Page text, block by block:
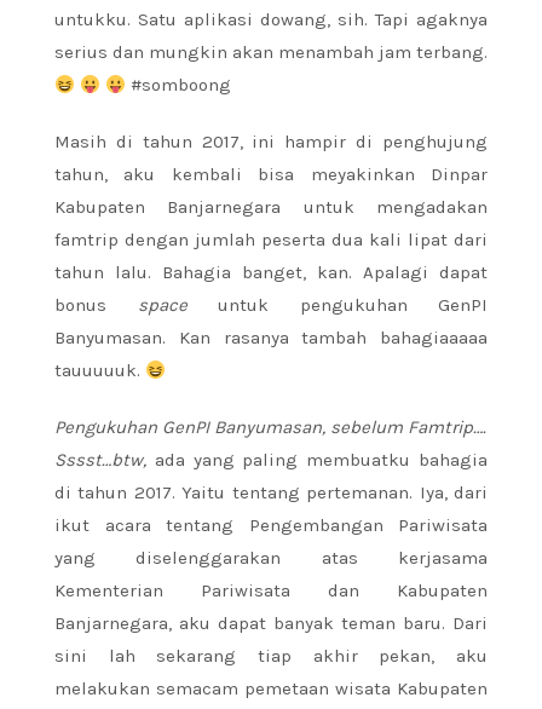
untukku. Satu aplikasi dowang, sih. Tapi agaknya
serius dan mungkin akan menambah jam terbang.
#somboong
Masih di tahun 2017, ini hampir di penghujung
tahun, aku kembali bisa meyakinkan Dinpar
Kabupaten Banjarnegara untuk mengadakan
famtrip dengan jumlah peserta dua kali lipat dari
tahun lalu. Bahagia banget, kan. Apalagi dapat
bonus space untuk pengukuhan GenPI
Banyumasan. Kan rasanya tambah bahagiaaaaa
tauuuuuk.
Pengukuhan GenPI Banyumasan, sebelum Famtrip….
Sssst…btw, ada yang paling membuatku bahagia
di tahun 2017. Yaitu tentang pertemanan. Iya, dari
ikut acara tentang Pengembangan Pariwisata
yang diselenggarakan atas kerjasama
Kementerian Pariwisata dan Kabupaten
Banjarnegara, aku dapat banyak teman baru. Dari
sini lah sekarang tiap akhir pekan, aku
melakukan semacam pemetaan wisata Kabupaten